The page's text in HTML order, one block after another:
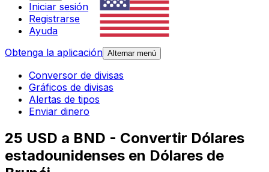
Iniciar sesión
Registrarse
Ayuda
Obtenga la aplicación Alternar menú
Conversor de divisas
Gráficos de divisas
Alertas de tipos
Enviar dinero
25 USD a BND - Convertir Dólares
estadounidenses en Dólares de